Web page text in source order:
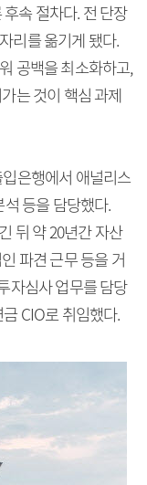
속 절차다. 전 단장
리를 옮기게 됐다.
공백을 최소화하고,
는 것이 핵심 과제
은행에서 애널리스
등을 담당했다.
뒤 약 20년간 자산
파견 근무 등을 거
자심사 업무를 담당
CIO로 취임했다.